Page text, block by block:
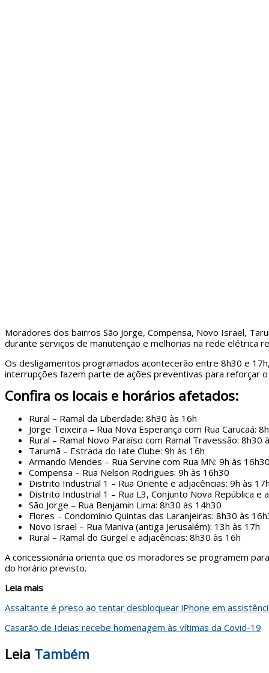
Moradores dos bairros São Jorge, Compensa, Novo Israel,
durante serviços de manutenção e melhorias na rede elétrica
Os desligamentos programados acontecerão entre 8h30 e
interrupções fazem parte de ações preventivas para reforçar
Confira os locais e horários afetados:
Rural – Ramal da Liberdade: 8h30 às 16h
Jorge Teixeira – Rua Nova Esperança com Rua Carucaá:
Rural – Ramal Novo Paraíso com Ramal Travessão: 8h30
Tarumã – Estrada do Iate Clube: 9h às 16h
Armando Mendes – Rua Servine com Rua MN: 9h às 16h30
Compensa – Rua Nelson Rodrigues: 9h às 16h30
Distrito Industrial 1 – Rua Oriente e adjacências: 9h às 17h
Distrito Industrial 1 – Rua L3, Conjunto Nova República e
São Jorge – Rua Benjamin Lima: 8h30 às 14h30
Flores – Condomínio Quintas das Laranjeiras: 8h30 às
Novo Israel – Rua Maniva (antiga Jerusalém): 13h às 17h
Rural – Ramal do Gurgel e adjacências: 8h30 às 16h
A concessionária orienta que os moradores se programem
do horário previsto.
Leia mais
Assaltante é preso ao tentar desbloquear iPhone em
Casarão de Ideias recebe homenagem às vítimas da Covid-19
Leia Também